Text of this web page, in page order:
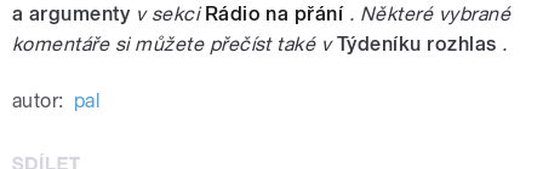
a argumenty v sekci Rádio na přání . Některé vybrané
komentáře si můžete přečíst také vTýdeníku rozhlas .
autor: pal